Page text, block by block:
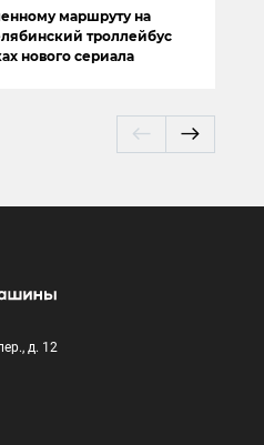
маршруту на
троллейбус
нового сериала
д. 12